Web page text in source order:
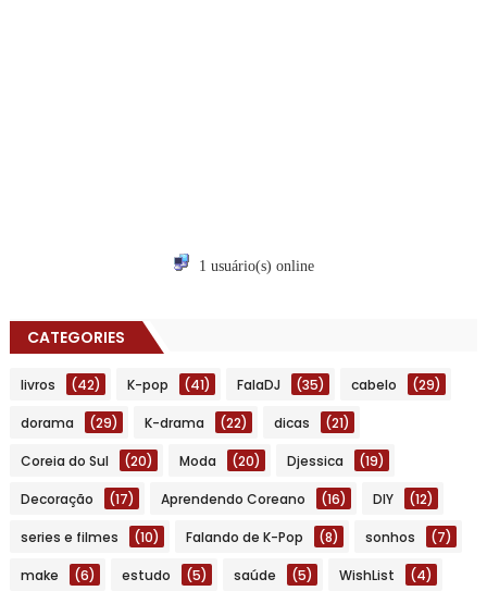
1 usuário(s) online
CATEGORIES
livros (42) K-pop (41) FalaDJ (35) cabelo (29)
dorama (29) K-drama (22) dicas (21)
Coreia do Sul (20) Moda (20) Djessica (19)
Decoração (17) Aprendendo Coreano (16) DIY (12)
series e filmes (10) Falando de K-Pop (8) sonhos (7)
make (6) estudo (5) saúde (5) WishList (4)